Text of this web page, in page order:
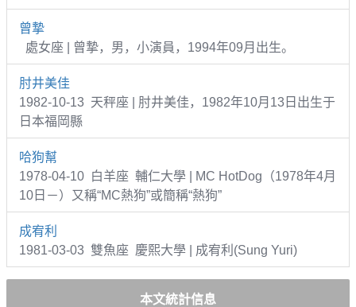
曾摯
處女座 | 曾摯，男，小演員，1994年09月出生。
肘井美佳
1982-10-13 天秤座 | 肘井美佳，1982年10月13日出生于
日本福岡縣
哈狗幫
1978-04-10 白羊座 輔仁大學 | MC HotDog（1978年4月
10日－）又稱“MC熱狗”或簡稱“熱狗”
成宥利
1981-03-03 雙魚座 慶熙大學 | 成宥利(Sung Yuri)
本文統計信息